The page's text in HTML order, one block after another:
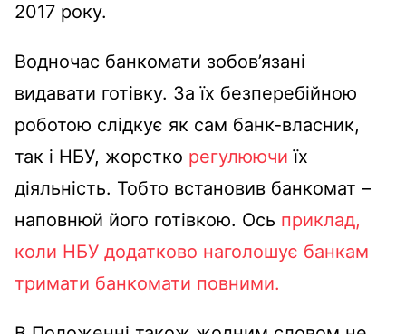
2017 року.
Водночас банкомати зобов’язані
видавати готівку. За їх безперебійною
роботою слідкує як сам банк-власник,
так і НБУ, жорстко регулюючи їх
діяльність. Тобто встановив банкомат –
наповнюй його готівкою. Ось приклад,
коли НБУ додатково наголошує банкам
тримати банкомати повними.